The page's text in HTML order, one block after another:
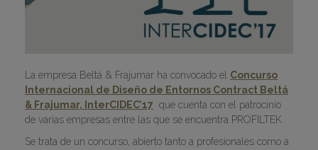
La empresa Beltá & Frajumar ha convocado el Concurso
Internacional de Diseño de Entornos Contract Beltá
& Frajumar, InterCIDEC’17 que cuenta con el patrocinio
de varias empresas entre las que se encuentra PROFILTEK.
Se trata de un concurso, abierto tanto a profesionales como a